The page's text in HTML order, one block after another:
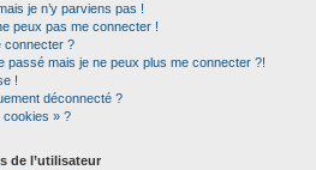
je n’y parviens pas !
peux pas me connecter !
connecter ?
passé mais je ne peux plus me connecter ?!
!
déconnecté ?
cookies » ?
de l’utilisateur